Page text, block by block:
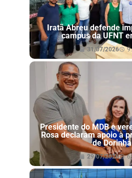
Iratã Abreu defende
campus da UFNT
31/07/2026
Presidente do MDB e
Rosa declaram apoio à
de Dorinha
29/07/2026